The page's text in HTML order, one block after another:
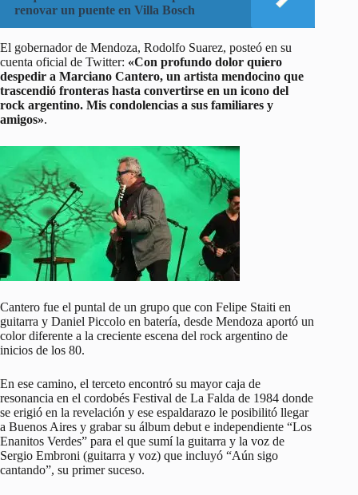
renovar un puente en Villa Bosch
El gobernador de Mendoza, Rodolfo Suarez, posteó en su
cuenta oficial de Twitter: «Con profundo dolor quiero
despedir a Marciano Cantero, un artista mendocino que
trascendió fronteras hasta convertirse en un icono del
rock argentino. Mis condolencias a sus familiares y
amigos».
Cantero fue el puntal de un grupo que con Felipe Staiti en
guitarra y Daniel Piccolo en batería, desde Mendoza aportó un
color diferente a la creciente escena del rock argentino de
inicios de los 80.
En ese camino, el terceto encontró su mayor caja de
resonancia en el cordobés Festival de La Falda de 1984 donde
se erigió en la revelación y ese espaldarazo le posibilitó llegar
a Buenos Aires y grabar su álbum debut e independiente “Los
Enanitos Verdes” para el que sumí la guitarra y la voz de
Sergio Embroni (guitarra y voz) que incluyó “Aún sigo
cantando”, su primer suceso.